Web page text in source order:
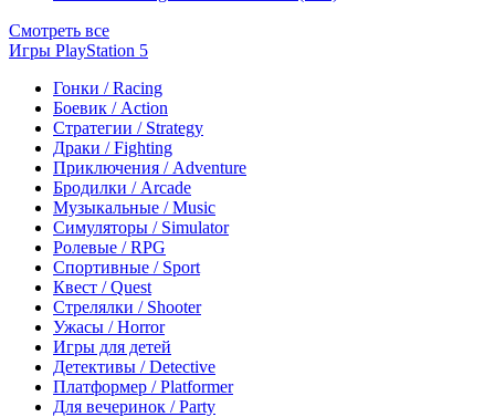
Смотреть все
Игры PlayStation 5
Гонки / Racing
Боевик / Action
Стратегии / Strategy
Драки / Fighting
Приключения / Adventure
Бродилки / Arcade
Музыкальные / Music
Симуляторы / Simulator
Ролевые / RPG
Спортивные / Sport
Квест / Quest
Стрелялки / Shooter
Ужасы / Horror
Игры для детей
Детективы / Detective
Платформер / Platformer
Для вечеринок / Party